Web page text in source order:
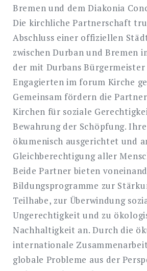
Search
Bremen und dem Diakonia
Die kirchliche Partnerschaft
Abschluss einer offiziellen
zwischen Durban und Bremen
der mit Durbans
Engagierten im forum Kirche
Gemeinsam fördern die
Kirchen für soziale
Bewahrung der Schöpfung.
ökumenisch ausgerichtet und
Gleichberechtigung aller
Beide Partner bieten
Bildungsprogramme zur
Teilhabe, zur Überwindung
Ungerechtigkeit und zu
Nachhaltigkeit an. Durch die
internationale
globale Probleme aus der